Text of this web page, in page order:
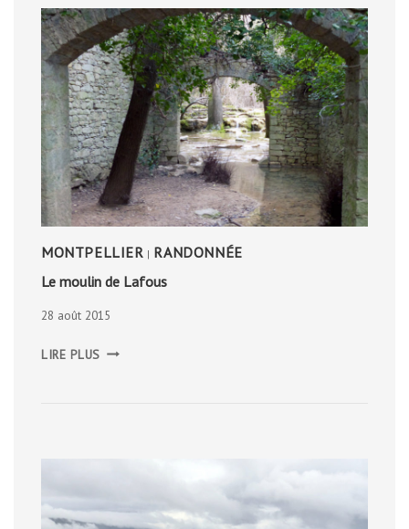
MONTPELLIER | RANDONNÉE
Le moulin de Lafous
28 août 2015
LIRE PLUS MOULIN